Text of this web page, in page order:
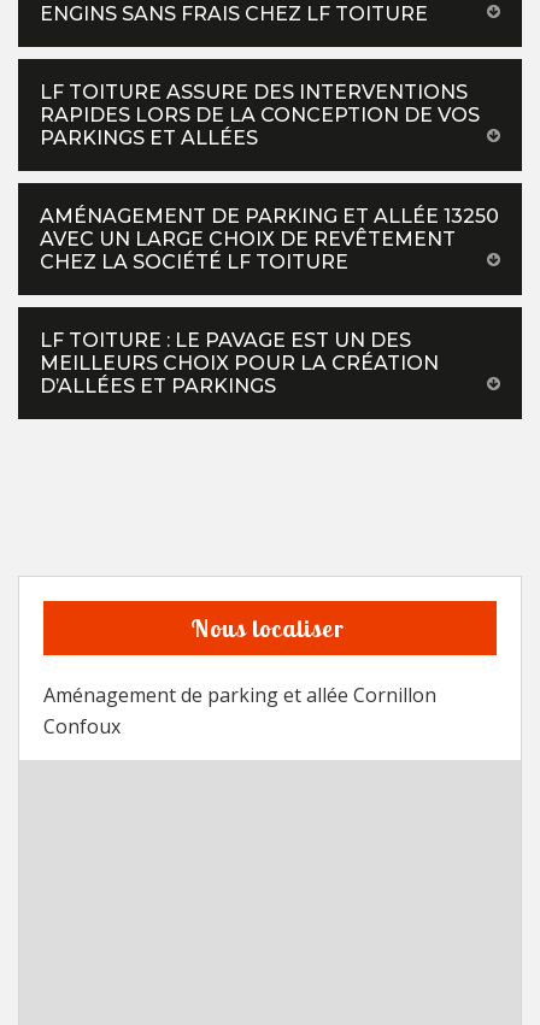
ENGINS SANS FRAIS CHEZ LF TOITURE
LF TOITURE ASSURE DES INTERVENTIONS
RAPIDES LORS DE LA CONCEPTION DE VOS
PARKINGS ET ALLÉES
AMÉNAGEMENT DE PARKING ET ALLÉE 13250
AVEC UN LARGE CHOIX DE REVÊTEMENT
CHEZ LA SOCIÉTÉ LF TOITURE
LF TOITURE : LE PAVAGE EST UN DES
MEILLEURS CHOIX POUR LA CRÉATION
D’ALLÉES ET PARKINGS
Nous localiser
Aménagement de parking et allée Cornillon
Confoux